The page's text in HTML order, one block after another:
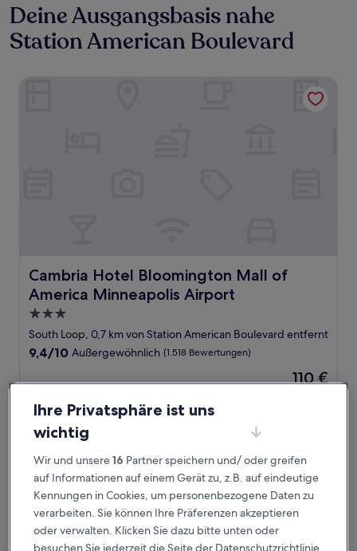
Deine Ausgangsbasis nahe
Station American Boulevard
Cambria Hotel Bloomington Mall of
America Minneapolis Airport
Cambria Hotel Bloomington Mall of America
3.0-
Sterne-
Unterkunft
South Loop, 0,7 km von Station American Boulevard entfernt
9.4
10,
(1.518
9,4/10 Außergewöhnlich (1.518 Bewertungen)
Der
Preis
110 €
Cambria Hotel Bloomington Mall of America
Hyatt Regency Bloomington - Minneapolis
Ihre Privatsphäre ist uns
wichtig
Wir und unsere16 Partner speichern und/ oder greifen
auf Informationen auf einem Gerät zu, z.B. auf eindeutige
Kennungen in Cookies, um personenbezogene Daten zu
verarbeiten. Sie können Ihre Präferenzen akzeptieren
oder verwalten. Klicken Sie dazu bitte unten oder
besuchen Sie jederzeit die Seite der Datenschutzrichtlinie.